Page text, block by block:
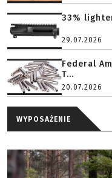
33%
29.07.2026
Federal
T...
20.07.2026
WYPOSAŻENIE